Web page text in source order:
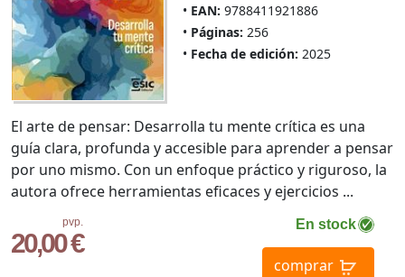
EAN: 9788411921886
Páginas: 256
Fecha de edición: 2025
pvp.
20,00 €
En stock
comprar
El arte de pensar: Desarrolla tu mente crítica es una
guía clara, profunda y accesible para aprender a pensar
por uno mismo. Con un enfoque práctico y riguroso, la
autora ofrece herramientas eficaces y ejercicios ...